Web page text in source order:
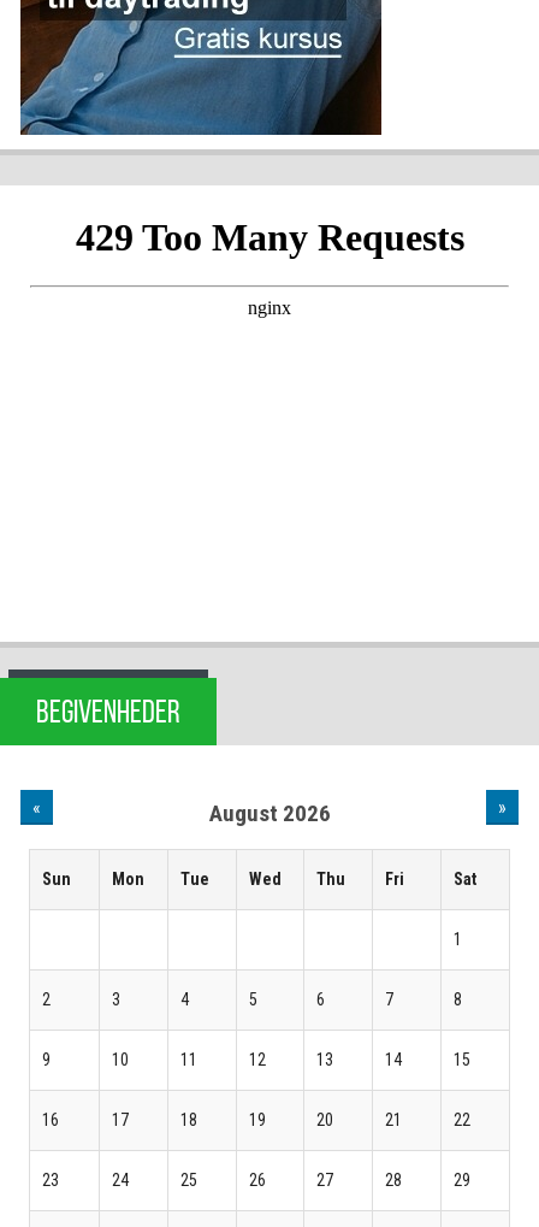
BEGIVENHEDER
« August 2026 »
Sun Mon Tue Wed Thu Fri Sat
1
2 3 4 5 6 7 8
9 10 11 12 13 14 15
16 17 18 19 20 21 22
23 24 25 26 27 28 29